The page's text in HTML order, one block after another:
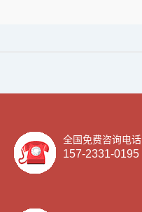
全国免费咨询电话
157-2331-0195